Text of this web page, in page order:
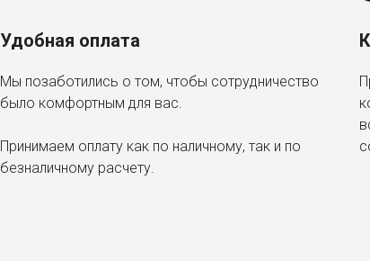
Удобная оплата
Мы позаботились о том, чтобы сотрудничество
было комфортным для вас.
Принимаем оплату как по наличному, так и по
безналичному расчету.